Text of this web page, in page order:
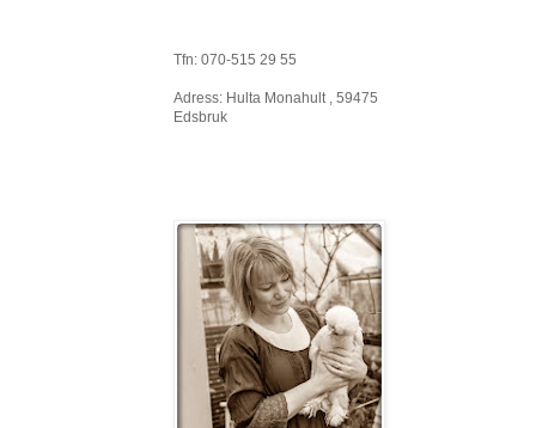
Tfn: 070-515 29 55
Adress: Hulta Monahult , 59475
Edsbruk